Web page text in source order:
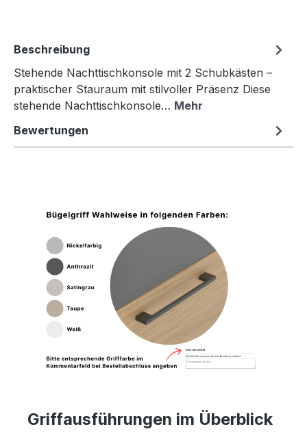
Beschreibung
Stehende Nachttischkonsole mit 2 Schubkästen –
praktischer Stauraum mit stilvoller Präsenz Diese
stehende Nachttischkonsole… Mehr
Bewertungen
Griffausführungen im Überblick